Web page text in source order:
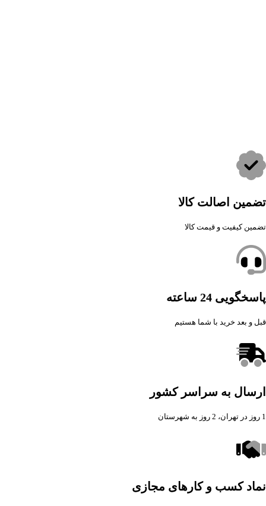
تضمین اصالت کالا
تضمین کیفیت و قیمت کالا
پاسخگویی 24 ساعته
قبل و بعد خرید با شما هستیم
ارسال به سراسر کشور
1 روز در تهران، 2 روز به شهرستان
نماد کسب و کارهای مجازی